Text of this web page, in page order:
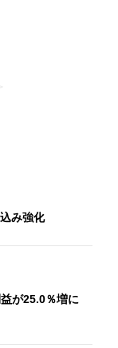
＞
み強化
が25.0％増に